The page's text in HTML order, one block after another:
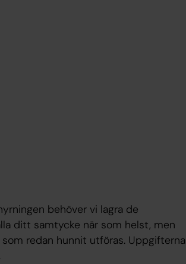
behöver vi lagra de
ditt samtycke när som helst, men
redan hunnit utföras. Uppgifterna